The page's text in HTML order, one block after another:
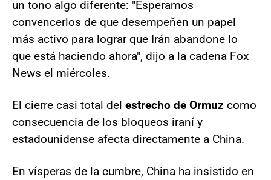
un tono algo diferente: "Esperamos
convencerlos de que desempeñen un papel
más activo para lograr que Irán abandone lo
que está haciendo ahora", dijo a la cadena Fox
News el miércoles.
El cierre casi total del estrecho de Ormuz como
consecuencia de los bloqueos iraní y
estadounidense afecta directamente a China.
En vísperas de la cumbre, China ha insistido en